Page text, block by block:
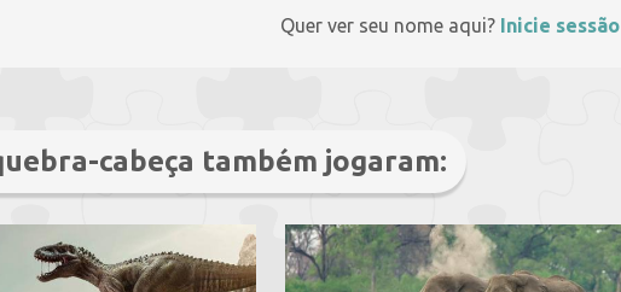
Quer ver seu nome aqui? Inicie sessão
cabeça também jogaram: